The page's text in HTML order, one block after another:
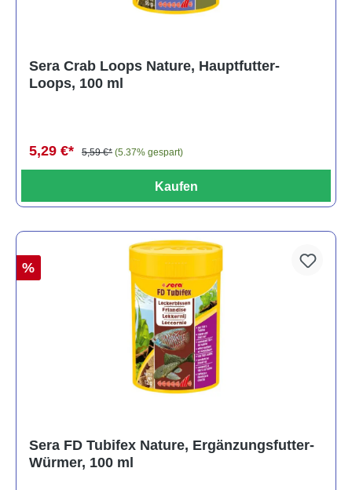
Sera Crab Loops Nature, Hauptfutter-
Loops, 100 ml
5,29 €* 5,59 €* (5.37% gespart)
Kaufen
%
Sera FD Tubifex Nature, Ergänzungsfutter-
Würmer, 100 ml